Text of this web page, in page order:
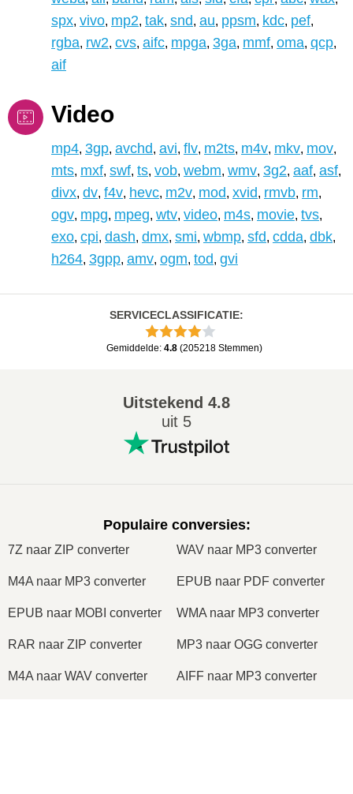
spx, vivo, mp2, tak, snd, au, ppsm, kdc, pef,
rgba, rw2, cvs, aifc, mpga, 3ga, mmf, oma, qcp,
aif
Video
mp4, 3gp, avchd, avi, flv, m2ts, m4v, mkv, mov,
mts, mxf, swf, ts, vob, webm, wmv, 3g2, aaf, asf,
divx, dv, f4v, hevc, m2v, mod, xvid, rmvb, rm,
ogv, mpg, mpeg, wtv, video, m4s, movie, tvs,
exo, cpi, dash, dmx, smi, wbmp, sfd, cdda, dbk,
h264, 3gpp, amv, ogm, tod, gvi
SERVICECLASSIFICATIE:
Gemiddelde: 4.8 (205218 Stemmen)
Uitstekend 4.8
uit 5
Populaire conversies:
7Z naar ZIP converter WAV naar MP3 converter
M4A naar MP3 converter EPUB naar PDF converter
EPUB naar MOBI converter WMA naar MP3 converter
RAR naar ZIP converter MP3 naar OGG converter
M4A naar WAV converter AIFF naar MP3 converter